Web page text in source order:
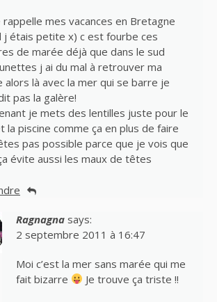
rappelle mes vacances en Bretagne
j étais petite x) c est fourbe ces
de marée déjà que dans le sud
j ai du mal à retrouver ma
alors là avec la mer qui se barre je
pas la galère!
je mets des lentilles juste pour le
la piscine comme ça en plus de faire
pas possible parce que je vois que
évite aussi les maux de têtes
Ragnagna says:
2 septembre 2011 à 16:47
Moi c’est la mer sans marée qui me
fait bizarre
Je trouve ça triste !!